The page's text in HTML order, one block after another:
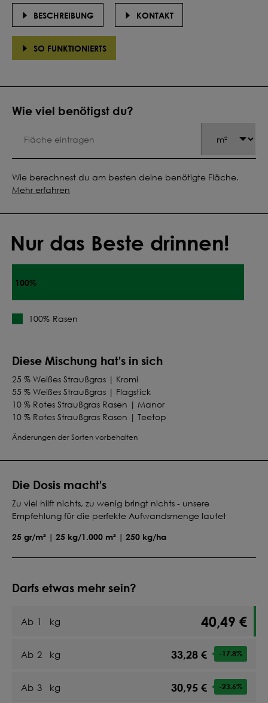
Wie viel benötigst du?
Wie berechnest du am besten deine benötigte Fläche.
Mehr erfahren
Nur das Beste drinnen!
100%
100% Rasen
Diese Mischung hat's in sich
25 % Weißes Straußgras | Kromi
55 % Weißes Straußgras | Flagstick
10 % Rotes Straußgras Rasen | Manor
10 % Rotes Straußgras Rasen | Teetop
Änderungen der Sorten vorbehalten
BESCHREIBUNG KONTAKT
SO FUNKTIONIERTS
Die Dosis macht's
Zu viel hilft nichts, zu wenig bringt nichts - unsere
Empfehlung für die perfekte Aufwandsmenge lautet
25 gr/m² | 25 kg/1.000 m² | 250 kg/ha
Darfs etwas mehr sein?
Ab 1 kg 40,49 €
Ab 2 kg 33,28 € -17.8%
Ab 3 kg 30,95 € -23.6%